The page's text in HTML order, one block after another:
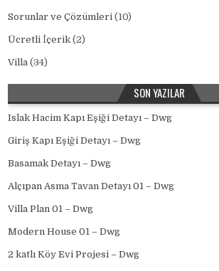
Sorunlar ve Çözümleri (10)
Ücretli İçerik (2)
Villa (34)
SON YAZILAR
Islak Hacim Kapı Eşiği Detayı – Dwg
Giriş Kapı Eşiği Detayı – Dwg
Basamak Detayı – Dwg
Alçıpan Asma Tavan Detayı 01 – Dwg
Villa Plan 01 – Dwg
Modern House 01 – Dwg
2 katlı Köy Evi Projesi – Dwg